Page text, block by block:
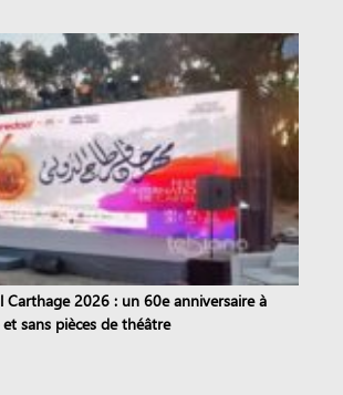
Carthage 2026 : un 60e anniversaire à
sans pièces de théâtre